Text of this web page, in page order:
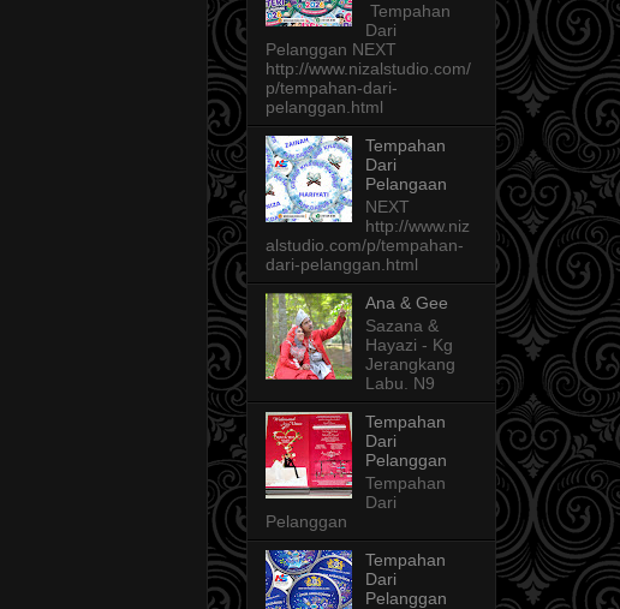
Tempahan
Dari
Pelanggan NEXT
http://www.nizalstudio.com/
p/tempahan-dari-
pelanggan.html
Tempahan
Dari
Pelangaan
NEXT
http://www.niz
alstudio.com/p/tempahan-
dari-pelanggan.html
Ana & Gee
Sazana &
Hayazi - Kg
Jerangkang
Labu. N9
Tempahan
Dari
Pelanggan
Tempahan
Dari
Pelanggan
Tempahan
Dari
Pelanggan